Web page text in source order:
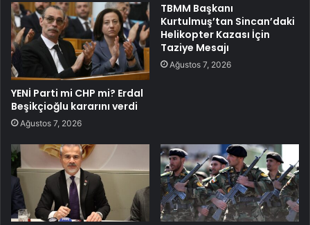
YENİ Parti mi CHP mi? Erdal
Beşikçioğlu kararını verdi
Ağustos 7, 2026
TBMM Başkanı
Kurtulmuş’tan Sincan’daki
Helikopter Kazası İçin
Taziye Mesajı
Ağustos 7, 2026